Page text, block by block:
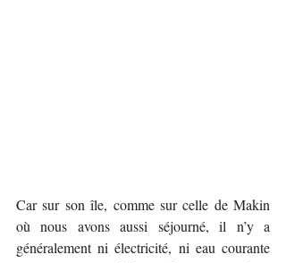
Car sur son île, comme sur celle de Makin
où nous avons aussi séjourné, il n’y a
généralement ni électricité, ni eau courante